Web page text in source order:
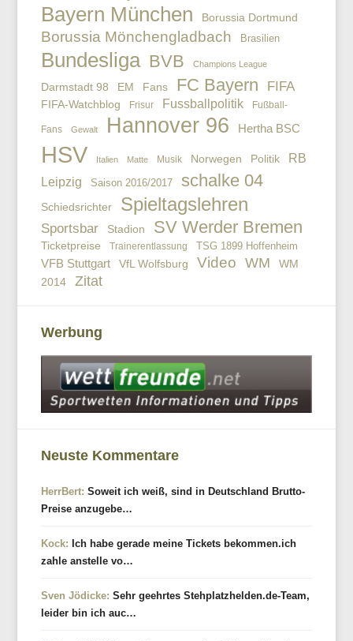
Bayern München Borussia Dortmund
Borussia Mönchengladbach Brasilien
Bundesliga BVB Champions League
Darmstadt 98 EM Fans FC Bayern FIFA
FIFA-Watchblog Frisur Fussballpolitik Fußball-
Fans Gewalt Hannover 96 Hertha BSC
HSV Italien Matte Musik Norwegen Politik
RB
Leipzig
Saison 2016/2017 schalke 04
Schiedsrichter Spieltagslehren
Sportsbar Stadion SV Werder Bremen
Ticketpreise Trainerentlassung TSG 1899 Hoffenheim
VFB Stuttgart VfL Wolfsburg Video WM
WM
2014
Zitat
Werbung
Neuste Kommentare
HerrBert: Soweit ich weiß, sind in Deutschland Brutto-
Preise anzugebe…
Kock: Ich habe gerade meine Tickets bekommen.ich
zahle anstelle vo…
Sven Jödicke: Sehr geehrtes Stehplatzhelden.de-Team,
leider bin ich auc…